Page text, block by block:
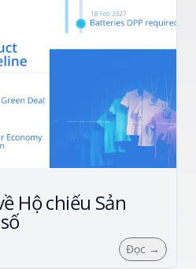
Hộ chiếu Sản
Đọc →